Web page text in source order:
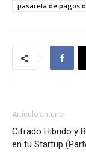
pasarela de pagos
Artículo anterior
Cifrado Híbrido y
en tu Startup